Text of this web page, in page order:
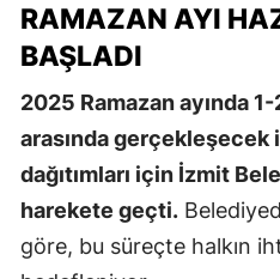
RAMAZAN AYI
BAŞLADI
2025 Ramazan ayında
arasında
dağıtımları için İzmit
harekete geçti.
göre, bu süreçte halkın